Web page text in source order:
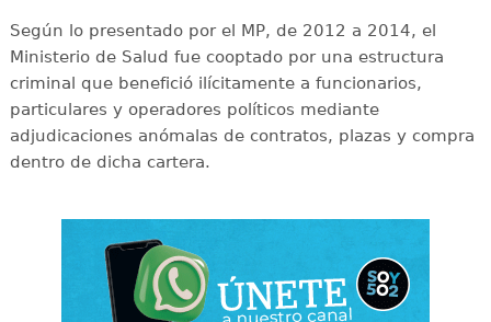
Según lo presentado por el MP, de 2012 a 2014, el
Ministerio de Salud fue cooptado por una estructura
criminal que benefició ilícitamente a funcionarios,
particulares y operadores políticos mediante
adjudicaciones anómalas de contratos, plazas y compra
dentro de dicha cartera.